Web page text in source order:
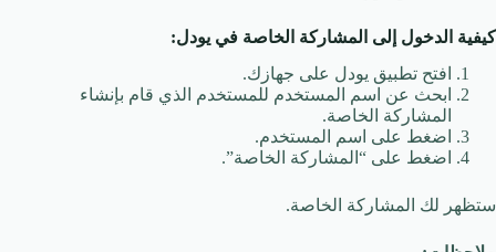
كيفية الدخول إلى المشاركة الخاصة في يودل:
افتح تطبيق يودل على جهازك.
ابحث عن اسم المستخدم للمستخدم الذي قام بإنشاء
المشاركة الخاصة.
اضغط على اسم المستخدم.
اضغط على “المشاركة الخاصة”.
ستظهر لك المشاركة الخاصة.